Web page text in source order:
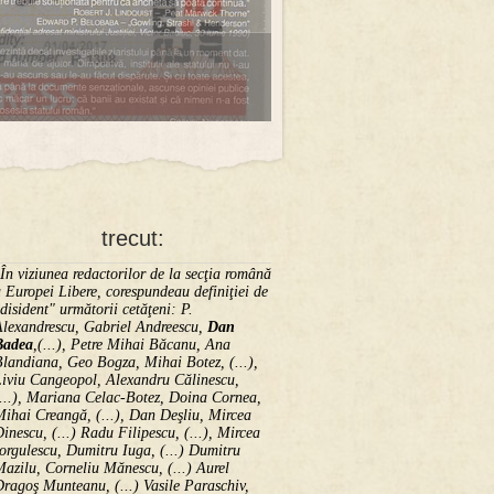
trecut:
viziunea redactorilor de la secţia română
Europei Libere, corespundeau definiţiei de
următorii ce­tă­ţeni: P.
Gabriel Andreescu, Dan
,(...), Petre Mihai Băcanu, Ana
Geo Bogza, Mihai Botez, (...),
Cangeopol, Alexandru Călinescu,
Mariana Celac-Botez, Doina Cornea,
Creangă, (...), Dan Deşliu, Mircea
(...) Radu Filipescu, (...), Mircea
Dumitru Iuga, (...) Dumitru
Corneliu Mănescu, (...) Aurel
Munteanu, (...) Vasile Paraschiv,